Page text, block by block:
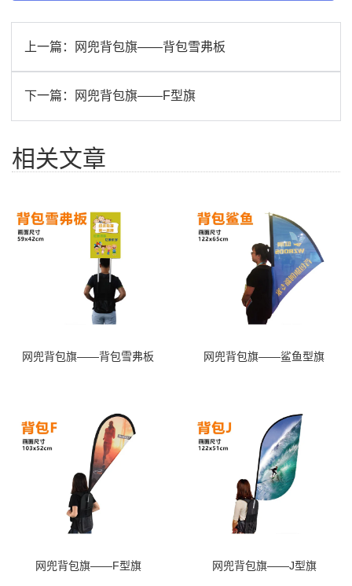
上一篇： 网兜背包旗——背包雪弗板
下一篇： 网兜背包旗——F型旗
相关文章
网兜背包旗——背包雪弗板 网兜背包旗——鲨鱼型旗
网兜背包旗——F型旗 网兜背包旗——J型旗